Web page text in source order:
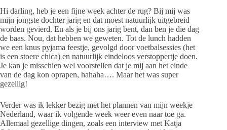
Hi darling, heb je een fijne week achter de rug? Bij mij was
mijn jongste dochter jarig en dat moest natuurlijk uitgebreid
worden gevierd. En als je bij ons jarig bent, dan ben je die dag
de baas. Nou, dat hebben we geweten. Tot de lunch hadden
we een knus pyjama feestje, gevolgd door voetbalsessies (het
is een stoere chica) en natuurlijk eindeloos verstoppertje doen.
Je kan je misschien wel voorstellen dat je mij aan het einde
van de dag kon oprapen, hahaha…. Maar het was super
gezellig!
Verder was ik lekker bezig met het plannen van mijn weekje
Nederland, waar ik volgende week weer even naar toe ga.
Allemaal gezellige dingen, zoals een interview met Katja